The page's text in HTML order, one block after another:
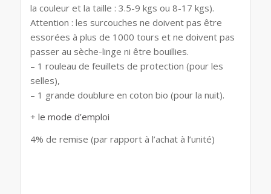
la couleur et la taille : 3.5-9 kgs ou 8-17 kgs).
Attention : les surcouches ne doivent pas être
essorées à plus de 1000 tours et ne doivent pas
passer au sèche-linge ni être bouillies.
– 1 rouleau de feuillets de protection (pour les
selles),
– 1 grande doublure en coton bio (pour la nuit).
+ le mode d’emploi
4% de remise (par rapport à l’achat à l’unité)